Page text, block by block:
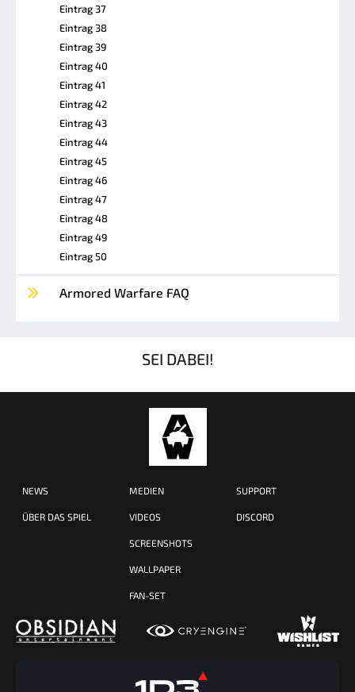
Eintrag 37
Eintrag 38
Eintrag 39
Eintrag 40
Eintrag 41
Eintrag 42
Eintrag 43
Eintrag 44
Eintrag 45
Eintrag 46
Eintrag 47
Eintrag 48
Eintrag 49
Eintrag 50
Armored Warfare FAQ
SEI DABEI!
NEWS
ÜBER DAS SPIEL
MEDIEN
VIDEOS
SCREENSHOTS
WALLPAPER
FAN-SET
SUPPORT
DISCORD